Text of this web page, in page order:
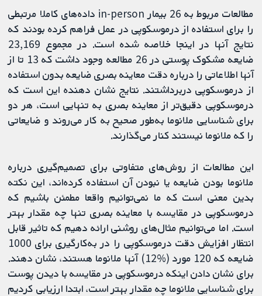
مطالعات مربوط به 26 بیمار in-person داده‌های کاملا مرتبطی
را برای استفاده از درموسکوپی در عمل فراهم کرده بودند که
نتایج آنها در اینجا خلاصه شده است. در مجموع 23,169
ضایعه مشکوک پوستی در 26 مطالعه وجود داشت که 13 تا از
آنها اطلاعاتی را درباره دقت معاینه بصری ضایعه بدون استفاده
از درموسکوپی دربرداشتند. نتایج نشان دهنده این است که
درموسکوپی دقیق‌تر از معاینه بصری به تنهایی است، هر دو
برای شناسایی ملانوما به‌طور صحیح به کار می‌روند و ضایعاتی
را که ملانوما نیستند کنار می‌گذارند.
این مطالعات از روش‌های متفاوتی برای تصمیم‌گیری درباره
ملانوما بودن ضایعه یا نبودن آن استفاده کرده‌اند، این نکته
بدین معنی است که ما نمی‌توانیم واقعا مطمئن باشیم که
درموسکوپی در مقایسه با معاینه بصری تنها چه مقدار بهتر
است. اما می‌توانیم مثال‌های روشنی ارائه دهیم که تاثیر قابل
انتظار افزایش دقت درموسکوپی را در به‌کارگیری برای 1000
ضایعه که 120 مورد (%12) آنها ملانوما هستند، نشان دهند.
برای نشان دادن اینکه درموسکوپی در مقایسه با دیدن پوست
برای شناسایی ملانوما چه مقدار بهتر است، ابتدا ارزیابی کردیم